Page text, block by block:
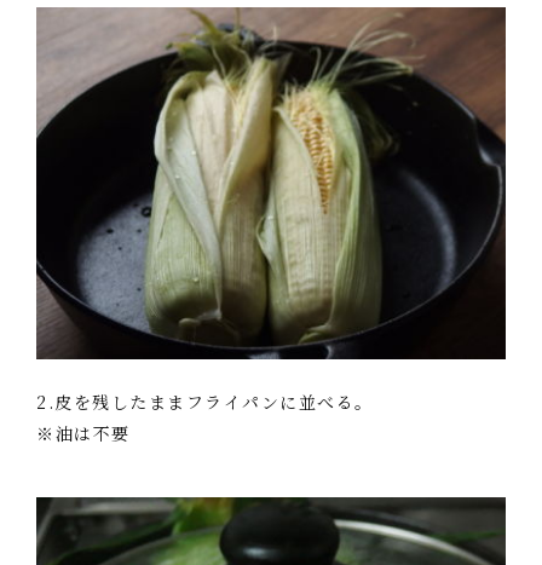
2.皮を残したままフライパンに並べる。
※油は不要